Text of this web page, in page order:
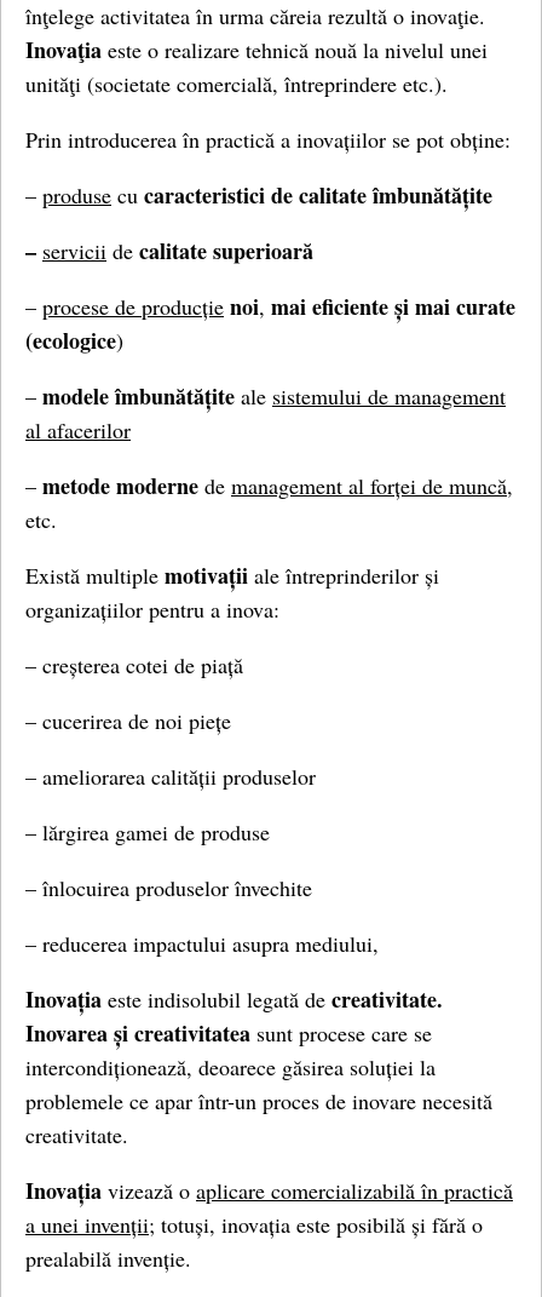
înţelege activitatea în urma căreia rezultă o inovaţie.
Inovaţia este o realizare tehnică nouă la nivelul unei
unităţi (societate comercială, întreprindere etc.).
Prin introducerea în practică a inovațiilor se pot obține:
– produse cu caracteristici de calitate îmbunătățite
– servicii de calitate superioară
– procese de producție noi, maieficiente și mai curate
(ecologice)
– modele îmbunătățite ale sistemului de management
al afacerilor
– metode moderne de management al forței de muncă,
etc.
Există multiple motivații ale întreprinderilor și
organizațiilor pentru a inova:
– creșterea cotei de piață
– cucerirea de noi piețe
– ameliorarea calității produselor
– lărgirea gamei de produse
– înlocuirea produselor învechite
– reducerea impactului asupra mediului,
Inovația este indisolubil legată de creativitate.
Inovarea și creativitatea sunt procese care se
intercondiționează, deoarece găsirea soluției la
problemele ce apar într-un proces de inovare necesită
creativitate.
Inovația vizează o aplicare comercializabilă în practică
a unei invenții; totuși, inovația este posibilă și fără o
prealabilă invenție.